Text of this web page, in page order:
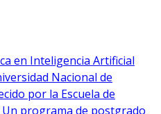
en Inteligencia Artificial
Nacional de
por la Escuela de
programa de postgrado